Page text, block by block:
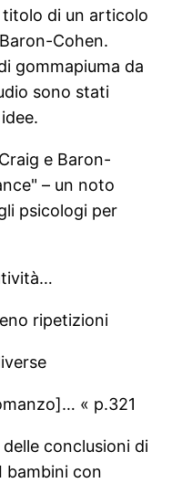
titolo di un articolo
Cohen.
gommapiuma da
sono stati
e Baron-
– un noto
psicologi per
ripetizioni
« p.321
conclusioni di
bambini con